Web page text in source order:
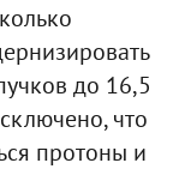
до 16,5
что
протоны и